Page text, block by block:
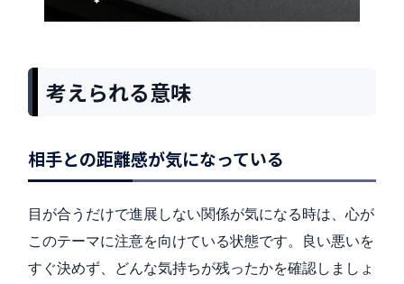
考えられる意味
相手との距離感が気になっている
目が合うだけで進展しない関係が気になる時は、心が
このテーマに注意を向けている状態です。良い悪いを
すぐ決めず、どんな気持ちが残ったかを確認しましょ